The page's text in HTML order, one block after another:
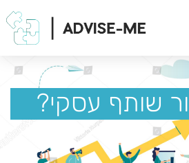
שותף עסקי?